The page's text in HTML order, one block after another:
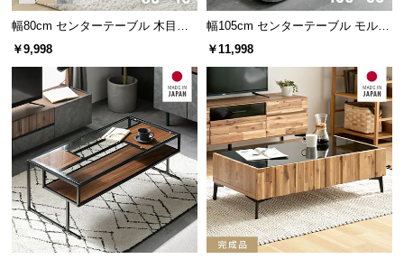
グ
業
情
報
頑丈な厚い天板
天板の厚みは約2cm。家電などの重たいものを置いたり作業台にした
りしても安心して使える耐久性です。
厚さ 約2cm
幅80cm センターテーブル 木目調/
モルタル調 収納付き テーパードレ
￥9,998
幅105cm センターテーブル モルタ
ル調 大容量収納付き スライド引き
￥11,998